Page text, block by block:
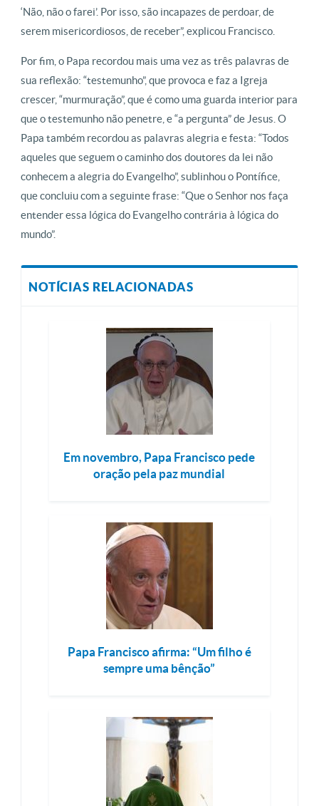
‘Não, não o farei’. Por isso, são incapazes de perdoar, de
serem misericordiosos, de receber”, explicou Francisco.
Por fim, o Papa recordou mais uma vez as três palavras de
sua reflexão: “testemunho”, que provoca e faz a Igreja
crescer, “murmuração”, que é como uma guarda interior para
que o testemunho não penetre, e “a pergunta” de Jesus. O
Papa também recordou as palavras alegria e festa: “Todos
aqueles que seguem o caminho dos doutores da lei não
conhecem a alegria do Evangelho”, sublinhou o Pontífice,
que concluiu com a seguinte frase: “Que o Senhor nos faça
entender essa lógica do Evangelho contrária à lógica do
mundo”.
NOTÍCIAS RELACIONADAS
Em novembro, Papa Francisco pede
oração pela paz mundial
Papa Francisco afirma: “Um filho é
sempre uma bênção”